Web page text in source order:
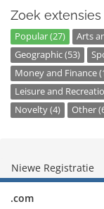
Zoek
Popular (27) Arts
Geographic (53)
Money and Finance
Leisure and
Novelty (4)
Other
Niewe Registratie
.com